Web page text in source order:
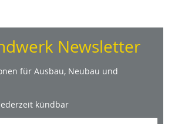
Newsletter
für Ausbau, Neubau und
kündbar